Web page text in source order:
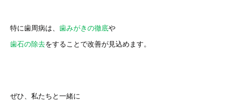
特に歯周病は、 歯みがきの徹底や
歯石の除去をすることで改善が見込めます。
ぜひ、私たちと一緒に